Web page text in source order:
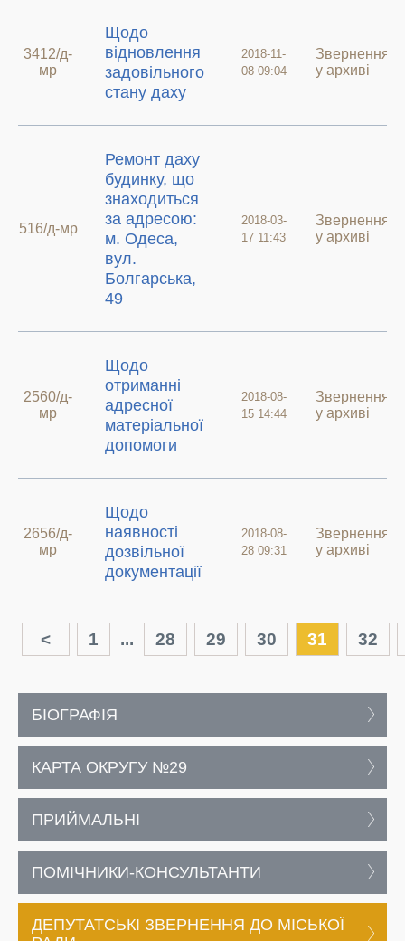
3412/д-
мр
Щодо
відновлення
задовільного
стану даху
2018-11-
08 09:04
Звернення
у архиві
516/д-мр
Ремонт даху
будинку, що
знаходиться
за адресою:
м. Одеса,
вул.
Болгарська,
49
2018-03-
17 11:43
Звернення
у архиві
2560/д-
мр
Щодо
отриманні
адресної
матеріальної
допомоги
2018-08-
15 14:44
Звернення
у архиві
2656/д-
мр
Щодо
наявності
дозвільної
документації
2018-08-
28 09:31
Звернення
у архиві
< 1 ... 28 29 30 31 32
БІОГРАФІЯ
КАРТА ОКРУГУ №29
ПРИЙМАЛЬНІ
ПОМІЧНИКИ-КОНСУЛЬТАНТИ
ДЕПУТАТСЬКІ ЗВЕРНЕННЯ ДО МІСЬКОЇ